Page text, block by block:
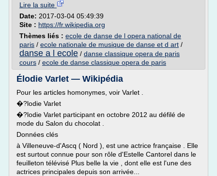
Lire la suite
Date: 2017-03-04 05:49:39
Site : https://fr.wikipedia.org
Thèmes liés : ecole de danse de l opera national de
paris / ecole nationale de musique de danse et d art /
danse a l ecole / danse classique opera de paris
cours / ecole de danse classique opera de paris
Élodie Varlet — Wikipédia
Pour les articles homonymes, voir Varlet .
�?lodie Varlet
�?lodie Varlet participant en octobre 2012 au défilé de
mode du Salon du chocolat .
Données clés
à Villeneuve-d'Ascq ( Nord ), est une actrice française . Elle
est surtout connue pour son rôle d'Estelle Cantorel dans le
feuilleton télévisé Plus belle la vie , dont elle est l'une des
actrices principales depuis son arrivée...